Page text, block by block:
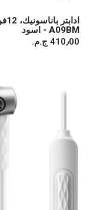
A09BM - اسود
410٫00 ج.م.‏